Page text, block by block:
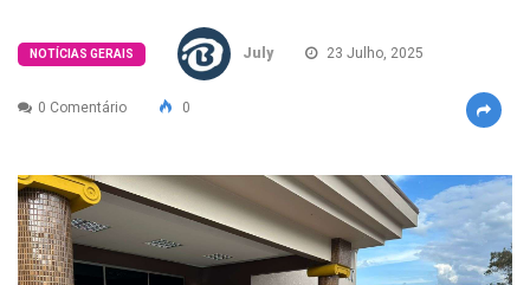
NOTÍCIAS GERAIS July 23 Julho, 2025
0 Comentário 0